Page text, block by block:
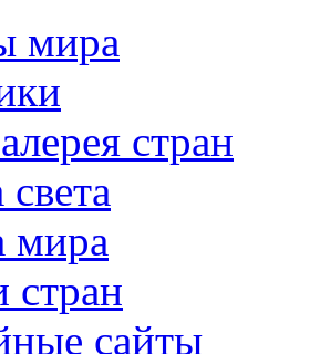
мира
стран
мира
стран
сайты